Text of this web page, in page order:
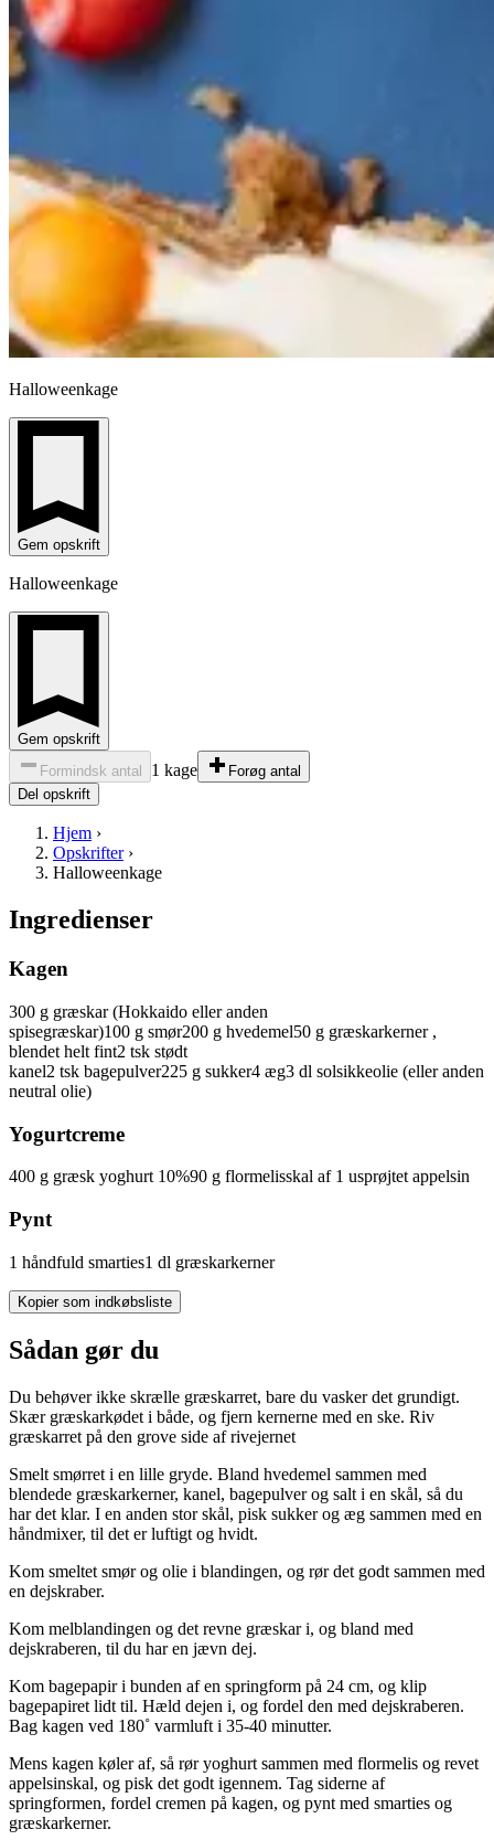
Halloweenkage
Gem opskrift
Halloweenkage
Gem opskrift
Formindsk antal
1 kage
Forøg antal
Del opskrift
Hjem ›
Opskrifter›
Halloweenkage
Ingredienser
Kagen
300 g græskar (Hokkaido eller anden
spisegræskar)100 g smør200 g hvedemel50 g græskarkerner ,
blendet helt fint2 tsk stødt
kanel2 tsk bagepulver225 g sukker4 æg3 dl solsikkeolie (eller anden
neutral olie)
Yogurtcreme
400 g græsk yoghurt 10%90 g flormelisskal af 1 usprøjtet appelsin
Pynt
1 håndfuld smarties1 dl græskarkerner
Kopier som indkøbsliste
Sådan gør du
Du behøver ikke skrælle græskarret, bare du vasker det grundigt.
Skær græskarkødet i både, og fjern kernerne med en ske. Riv
græskarret på den grove side af rivejernet
Smelt smørret i en lille gryde. Bland hvedemel sammen med
blendede græskarkerner, kanel, bagepulver og salt i en skål, så du
har det klar. I en anden stor skål, pisk sukker og æg sammen med en
håndmixer, til det er luftigt og hvidt.
Kom smeltet smør og olie i blandingen, og rør det godt sammen med
en dejskraber.
Kom melblandingen og det revne græskar i, og bland med
dejskraberen, til du har en jævn dej.
Kom bagepapir i bunden af en springform på 24 cm, og klip
bagepapiret lidt til. Hæld dejen i, og fordel den med dejskraberen.
Bag kagen ved 180˚ varmluft i 35-40 minutter.
Mens kagen køler af, så rør yoghurt sammen med flormelis og revet
appelsinskal, og pisk det godt igennem. Tag siderne af
springformen, fordel cremen på kagen, og pynt med smarties og
græskarkerner.